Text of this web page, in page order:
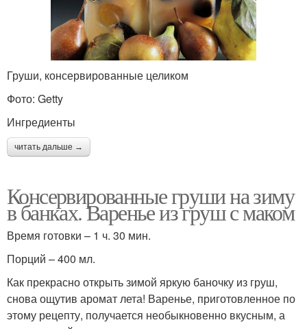
Груши, консервированные целиком
Фото: Getty
Ингредиенты
читать дальше →
Консервированные груши на зиму
в банках. Варенье из груш с маком
Время готовки – 1 ч. 30 мин.
Порций – 400 мл.
Как прекрасно открыть зимой яркую баночку из груш,
снова ощутив аромат лета! Варенье, приготовленное по
этому рецепту, получается необыкновенно вкусным, а